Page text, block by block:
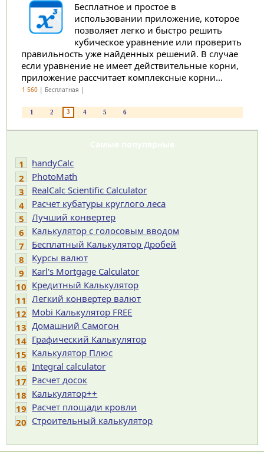
Бесплатное и простое в
использовании приложение, которое
позволяет легко и быстро решить
кубическое уравнение или проверить
правильность уже найденных решений. В случае
если уравнение не имеет действительные корни,
приложение рассчитает комплексные корни...
1 560| Бесплатная |
1 2 3 4 5 6
Самые популярные
1
handyCalc
2
PhotoMath
3
RealCalc Scientific Calculator
4
Расчет кубатуры круглого леса
5
Лучший конвертер
6
Калькулятор с голосовым вводом
7
Бесплатный Калькулятор Дробей
8
Курсы валют
9
Karl's Mortgage Calculator
10 Кредитный Калькулятор
11 Легкий конвертер валют
12 Mobi Калькулятор FREE
13 Домашний Самогон
14 Графический Калькулятор
15 Калькулятор Плюс
16 Integral calculator
17 Расчет досок
18 Калькулятор++
19 Расчет площади кровли
20 Строительный калькулятор